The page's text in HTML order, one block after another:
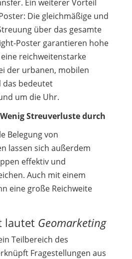
Ein weiterer Vorteil
Die gleichmäßige und
über das gesamte
Poster garantieren hohe
reichweitenstarke
der urbanen, mobilen
das bedeutet
um die Uhr.
Streuverluste durch
Belegung von
lassen sich außerdem
effektiv und
Auch mit einem
eine große Reichweite
lautet Geomarketing
Teilbereich des
Fragestellungen aus